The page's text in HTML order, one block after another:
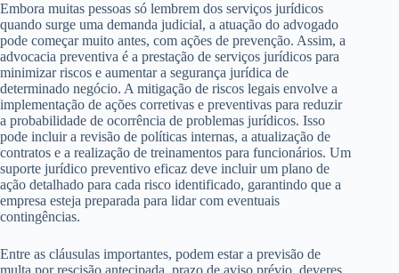
Embora muitas pessoas só lembrem dos serviços jurídicos
quando surge uma demanda judicial, a atuação do advogado
pode começar muito antes, com ações de prevenção. Assim, a
advocacia preventiva é a prestação de serviços jurídicos para
minimizar riscos e aumentar a segurança jurídica de
determinado negócio. A mitigação de riscos legais envolve a
implementação de ações corretivas e preventivas para reduzir
a probabilidade de ocorrência de problemas jurídicos. Isso
pode incluir a revisão de políticas internas, a atualização de
contratos e a realização de treinamentos para funcionários. Um
suporte jurídico preventivo eficaz deve incluir um plano de
ação detalhado para cada risco identificado, garantindo que a
empresa esteja preparada para lidar com eventuais
contingências.
Entre as cláusulas importantes, podem estar a previsão de
multa por rescisão antecipada, prazo de aviso prévio, deveres